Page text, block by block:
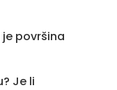
je površina
Je li